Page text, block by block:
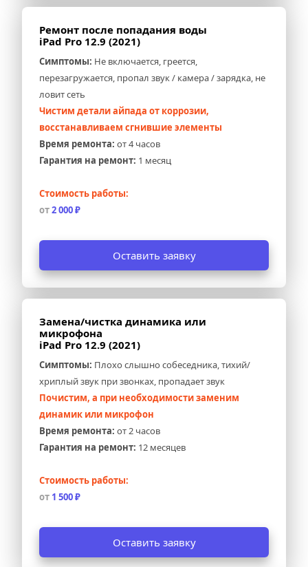
Ремонт после попадания воды
iPad Pro 12.9 (2021)
Симптомы: Не включается, греется,
перезагружается, пропал звук / камера / зарядка, не
ловит сеть
Чистим детали айпада от коррозии,
восстанавливаем сгнившие элементы
Время ремонта: от 4 часов
Гарантия на ремонт: 1 месяц
Стоимость работы:
от 2 000 ₽
Оставить заявку
Замена/чистка динамика или
микрофона
iPad Pro 12.9 (2021)
Симптомы: Плохо слышно собеседника, тихий/
хриплый звук при звонках, пропадает звук
Почистим, а при необходимости заменим
динамик или микрофон
Время ремонта: от 2 часов
Гарантия на ремонт: 12 месяцев
Стоимость работы:
от 1 500 ₽
Оставить заявку